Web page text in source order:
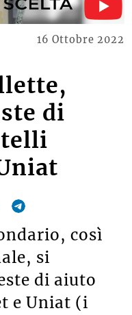
16 Ottobre 2022
di
così
si
di aiuto
e Uniat (i